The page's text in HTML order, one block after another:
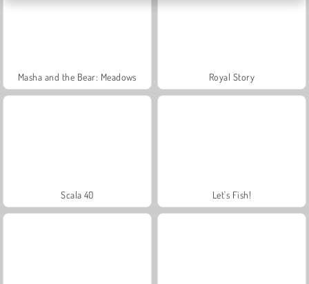
Masha and the Bear: Meadows Royal Story
Scala 40 Let's Fish!